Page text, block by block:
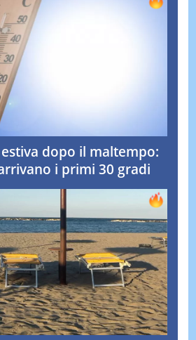
dopo il maltempo:
i primi 30 gradi